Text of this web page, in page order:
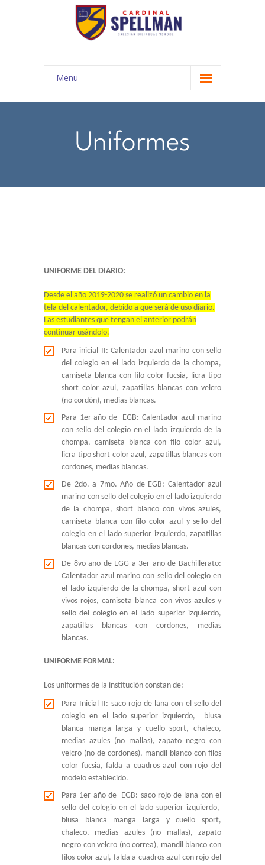
Menu
INICIO
COMUNIDAD EDUCATIVA
-- Autoridades
-- Comunidad Religiosa
-- Departamento Pastoral
-- Consejo Estudiantil
-- Exalumnas
-- Comité Central de Padres de Familia
-- Transporte estudiantil
-- Infraestructura y Espacios
CONVENIOS
-- Universidades Nacionales
SISTEMA NOTAS
TRABAJA CON NOSOTROS
INFORMACIÓN ÚTIL
DECE
Uniformes
UNIFORME DEL DIARIO:
Desde el año 2019-2020 se realizó un cambio en la
tela del calentador, debido a que será de uso diario.
Las estudiantes que tengan el anterior podrán
continuar usándolo.
Para inicial II: Calentador azul marino con sello
del colegio en el lado izquierdo de la chompa,
camiseta blanca con filo color fucsia, licra tipo
short color azul, zapatillas blancas con velcro
(no cordón), medias blancas.
Para 1er año de EGB: Calentador azul marino
con sello del colegio en el lado izquierdo de la
chompa, camiseta blanca con filo color azul,
licra tipo short color azul, zapatillas blancas con
cordones, medias blancas.
De 2do. a 7mo. Año de EGB: Calentador azul
marino con sello del colegio en el lado izquierdo
de la chompa, short blanco con vivos azules,
camiseta blanca con filo color azul y sello del
colegio en el lado superior izquierdo, zapatillas
blancas con cordones, medias blancas.
De 8vo año de EGG a 3er año de Bachillerato:
Calentador azul marino con sello del colegio en
el lado izquierdo de la chompa, short azul con
vivos rojos, camiseta blanca con vivos azules y
sello del colegio en el lado superior izquierdo,
zapatillas blancas con cordones, medias
blancas.
UNIFORME FORMAL:
Los uniformes de la institución constan de:
Para Inicial II: saco rojo de lana con el sello del
colegio en el lado superior izquierdo, blusa
blanca manga larga y cuello sport, chaleco,
medias azules (no mallas), zapato negro con
velcro (no de cordones), mandil blanco con filos
color fucsia, falda a cuadros azul con rojo del
modelo establecido.
Para 1er año de EGB: saco rojo de lana con el
sello del colegio en el lado superior izquierdo,
blusa blanca manga larga y cuello sport,
chaleco, medias azules (no mallas), zapato
negro con velcro (no correa), mandil blanco con
filos color azul, falda a cuadros azul con rojo del